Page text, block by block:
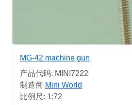
MG-42 machine gun
产品代码: MINI7222
制造商 Mini World
比例尺: 1:72